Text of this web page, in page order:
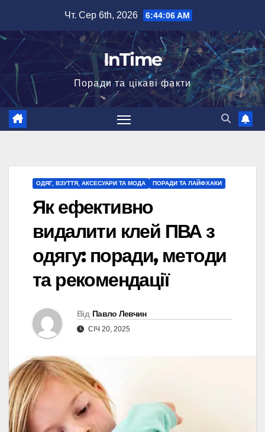
вмісту
Чт. Сер 6th, 2026 6:44:08 AM
InTime
Поради та цікаві факти
ОДЯГ, ВЗУТТЯ, АКСЕСУАРИ ТА МОДА ПОРАДИ ТА ЛАЙФХАКИ
Як ефективно
видалити клей ПВА з
одягу: поради, методи
та рекомендації
Від Павло Левчин
СІЧ 20, 2025